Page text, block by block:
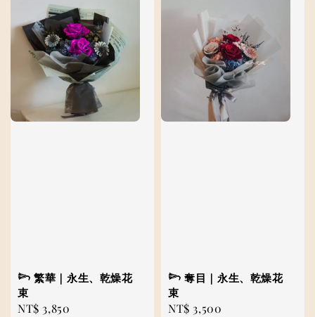
𓆸 繁華｜永生、乾燥花
束
Regular
NT$ 3,850
𓆸 奪目｜永生、乾燥花
束
Regular
NT$ 3,500